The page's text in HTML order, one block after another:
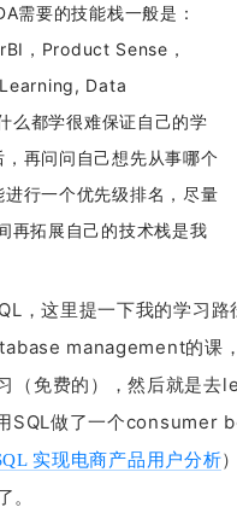
需要的技能栈一般是：
，Product Sense，
Data
么都学很难保证自己的学
再问问自己想先从事哪个
行一个优先级排名，尽量
再拓展自己的技术栈是我
，这里提一下我的学习路
management的课
（免费的），然后就是去
SQL做了一个consumer
实现电商产品用户分析
。